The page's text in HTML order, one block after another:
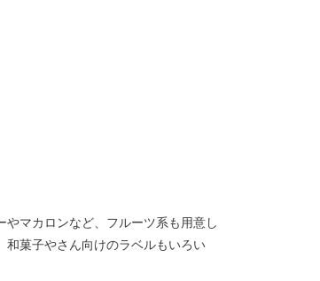
マカロンなど、フルーツ系も用意し
和菓子やさん向けのラベルもいろい